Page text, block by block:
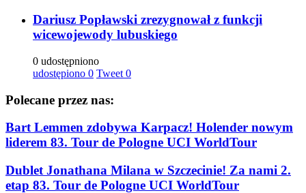
Dariusz Popławski zrezygnował z funkcji
wicewojewody lubuskiego
0 udostępniono
udostępiono 0 Tweet 0
Polecane przez nas:
Bart Lemmen zdobywa Karpacz! Holender nowym
liderem 83. Tour de Pologne UCI WorldTour
Dublet Jonathana Milana w Szczecinie! Za nami 2.
etap 83. Tour de Pologne UCI WorldTour